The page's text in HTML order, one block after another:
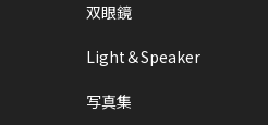
双眼鏡
Light＆Speaker
写真集